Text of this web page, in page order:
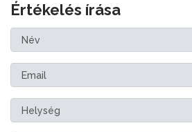
Értékelés írása